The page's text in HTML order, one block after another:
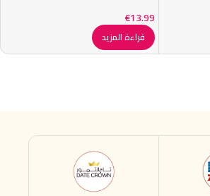
€13.99
قراءة المزيد